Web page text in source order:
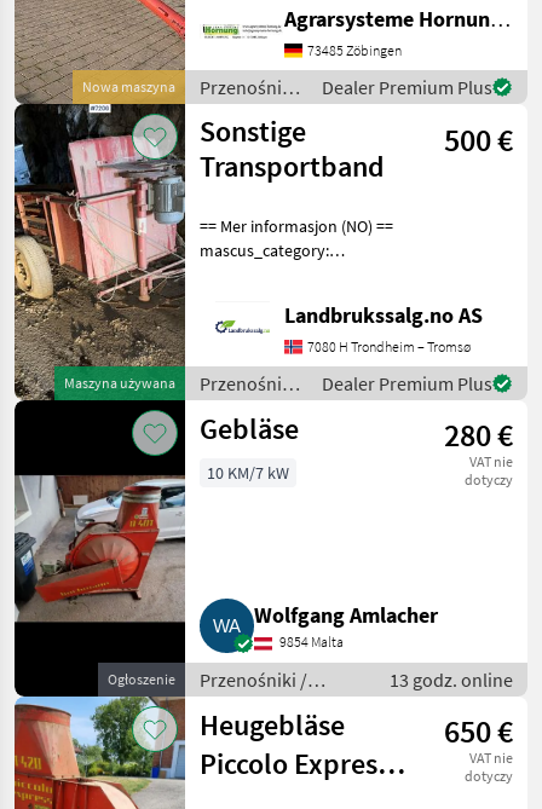
Nowa maszyna
12.30 m – Durchmesser 200
mm - Leistung 50 t
Agrarsysteme Hornung GmbH & Co. KG
73485 Zöbingen
Przenośniki
/ Sonstige
Dealer Premium Plus
Maszyna używana
Sonstige
Transportband
500 €
== Mer informasjon (NO) ==
mascus_category:
upon request: 7206 See
en.landbrukssalg.no/7206
for more images Beskri
Landbrukssalg.no AS
7080 H Trondheim – Tromsø
Przenośniki
/ Sonstige
Dealer Premium Plus
Ogłoszenie
Gebläse 280 €
VAT nie
dotyczy
10 KM/7 kW
Wolfgang Amlacher
9854 Malta
Przenośniki /
Przenośniki
dmuchawe
13 godz. online
Heugebläse
Piccolo Express
650 €
VAT nie
dotyczy